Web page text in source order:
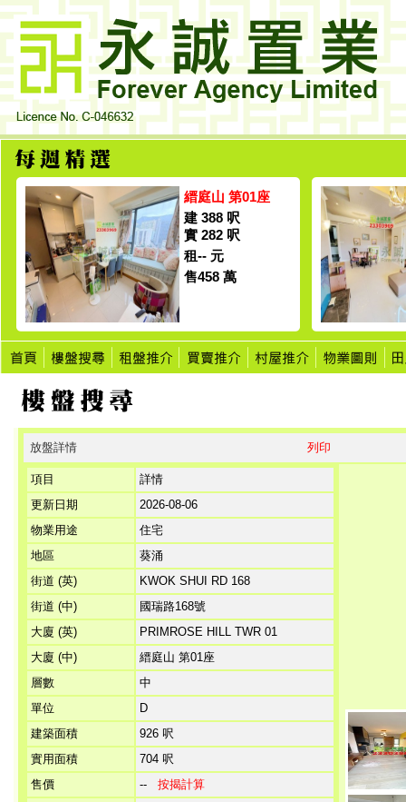
縉庭山 第01座
建 388 呎
實 282 呎
租-- 元
售458 萬
放盤詳情 列印
項目
詳情
更新日期
2026-08-06
物業用途
住宅
地區
葵涌
街道 (英)
KWOK SHUI RD 168
街道 (中)
國瑞路168號
大廈 (英)
PRIMROSE HILL TWR 01
大廈 (中)
縉庭山 第01座
層數
中
單位
D
建築面積
926 呎
實用面積
704 呎
售價
-- 按揭計算